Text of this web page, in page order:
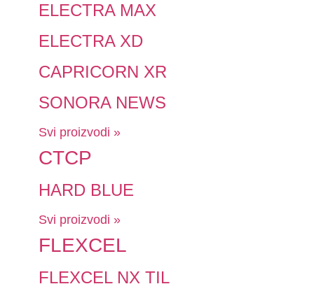
ELECTRA MAX
ELECTRA XD
CAPRICORN XR
SONORA NEWS
Svi proizvodi »
CTCP
HARD BLUE
Svi proizvodi »
FLEXCEL
FLEXCEL NX TIL